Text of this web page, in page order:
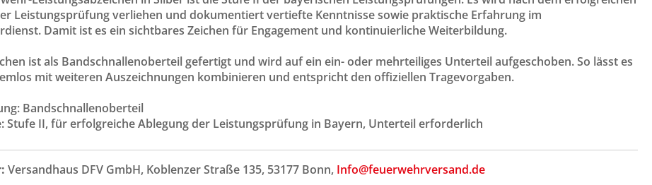
Leistungsprüfung verliehen und dokumentiert vertiefte Kenntnisse sowie praktische Erfahrung im
Damit ist es ein sichtbares Zeichen für Engagement und kontinuierliche Weiterbildung.
ist als Bandschnallenoberteil gefertigt und wird auf ein ein- oder mehrteiliges Unterteil aufgeschoben. So lässt es
mit weiteren Auszeichnungen kombinieren und entspricht den offiziellen Tragevorgaben.
Bandschnallenoberteil
Stufe II, für erfolgreiche Ablegung der Leistungsprüfung in Bayern, Unterteil erforderlich
Versandhaus DFV GmbH, Koblenzer Straße 135, 53177 Bonn, Info@feuerwehrversand.de